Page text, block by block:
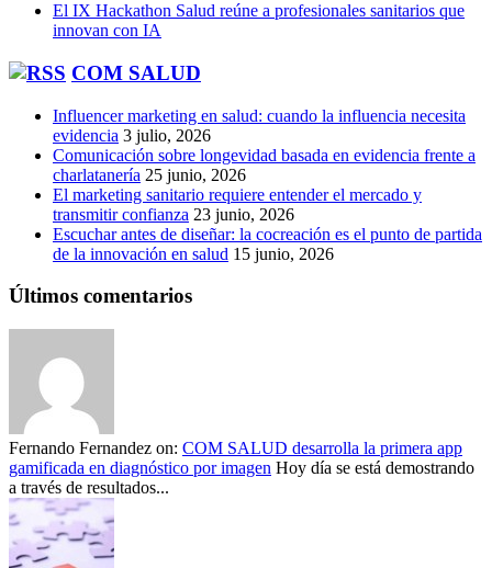
El IX Hackathon Salud reúne a profesionales sanitarios que
innovan con IA
COM SALUD
Influencer marketing en salud: cuando la influencia necesita
evidencia 3 julio, 2026
Comunicación sobre longevidad basada en evidencia frente a
charlatanería 25 junio, 2026
El marketing sanitario requiere entender el mercado y
transmitir confianza 23 junio, 2026
Escuchar antes de diseñar: la cocreación es el punto de partida
de la innovación en salud 15 junio, 2026
Últimos comentarios
Fernando Fernandez on: COM SALUD desarrolla la primera app
gamificada en diagnóstico por imagen Hoy día se está demostrando
a través de resultados...